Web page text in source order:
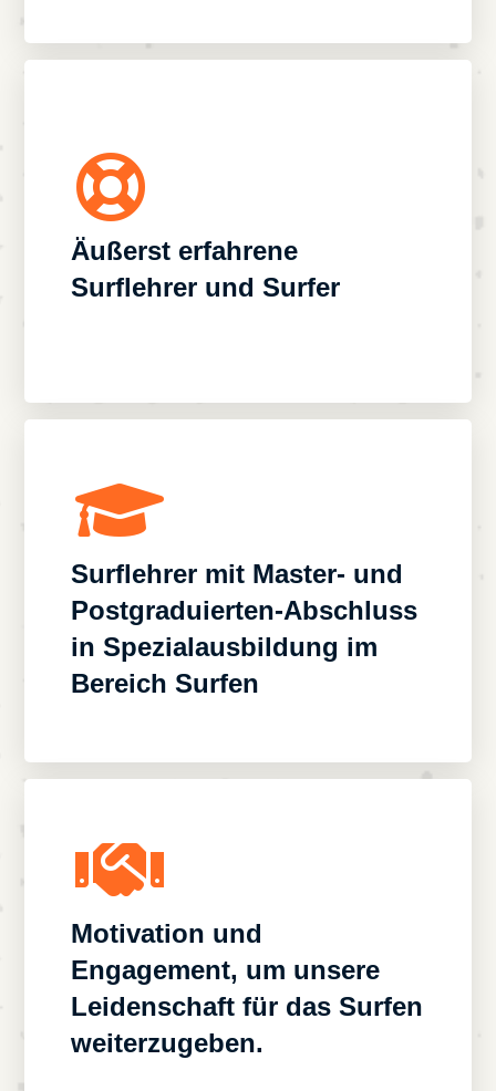
Äußerst erfahrene
Surflehrer und Surfer
Surflehrer mit Master- und
Postgraduierten-Abschluss
in Spezialausbildung im
Bereich Surfen
Motivation und
Engagement, um unsere
Leidenschaft für das Surfen
weiterzugeben.